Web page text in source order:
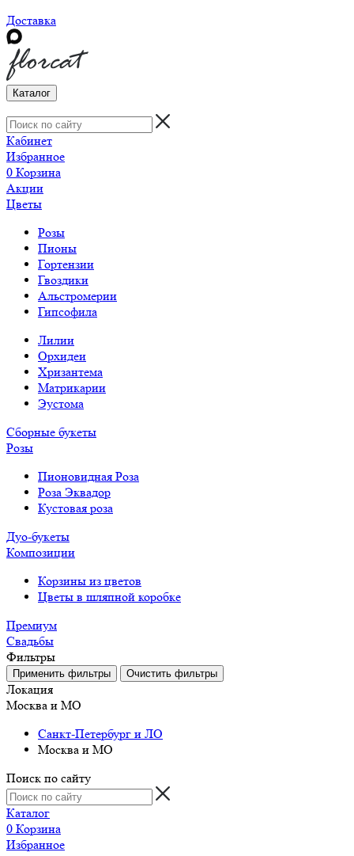
Доставка
Каталог
Кабинет
Избранное
0 Корзина
Акции
Цветы
Розы
Пионы
Гортензии
Гвоздики
Альстромерии
Гипсофила
Лилии
Орхидеи
Хризантема
Матрикарии
Эустома
Сборные букеты
Розы
Пионовидная Роза
Роза Эквадор
Кустовая роза
Дуо-букеты
Композиции
Корзины из цветов
Цветы в шляпной коробке
Премиум
Свадьбы
Фильтры
Локация
Москва и МО
Санкт-Петербург и ЛО
Москва и МО
Поиск по сайту
Каталог
0 Корзина
Избранное